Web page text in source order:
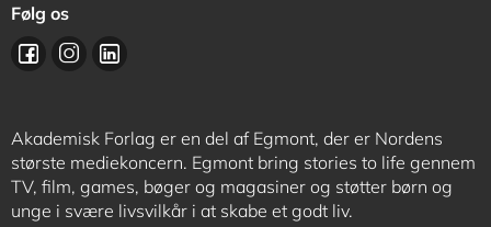
Følg os
Akademisk Forlag er en del af Egmont, der er Nordens
største mediekoncern. Egmont bring stories to life gennem
TV, film, games, bøger og magasiner og støtter børn og
unge i svære livsvilkår i at skabe et godt liv.